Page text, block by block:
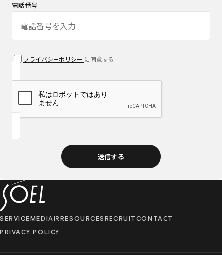
電話番号
プライバシーポリシー に​同意する
SERVICEMEDIAIRRESOURCESRECRUITCONTACT
PRIVACY POLICY